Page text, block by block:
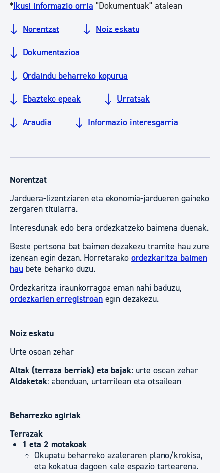
*Ikusi informazio orria "Dokumentuak" atalean
Norentzat Noiz eskatu
Dokumentazioa
Ordaindu beharreko kopurua
Ebazteko epeak Urratsak
Araudia Informazio interesgarria
Norentzat
Jarduera-lizentziaren eta ekonomia-jardueren gaineko
zergaren titularra.
Interesdunak edo bera ordezkatzeko baimena duenak.
Beste pertsona bat baimen dezakezu tramite hau zure
izenean egin dezan. Horretarako ordezkaritza baimen
hau bete beharko duzu.
Ordezkaritza iraunkorragoa eman nahi baduzu,
ordezkarien erregistroan egin dezakezu.
Noiz eskatu
Urte osoan zehar
Altak (terraza berriak) eta bajak: urte osoan zehar
Aldaketak: abenduan, urtarrilean eta otsailean
Beharrezko agiriak
Terrazak
1 eta 2 motakoak
Okupatu beharreko azaleraren plano/krokisa,
eta kokatua dagoen kale espazio tartearena.